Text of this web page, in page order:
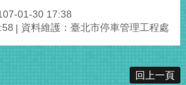
01-30 17:38
資料維護：臺北市停車管理工程處
回上一頁